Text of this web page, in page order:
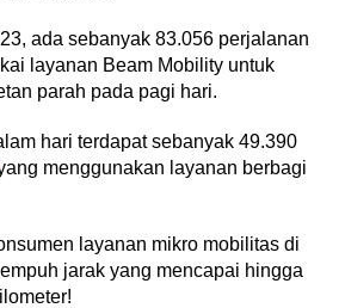
ada sebanyak 83.056 perjalanan
layanan Beam Mobility untuk
parah pada pagi hari.
hari terdapat sebanyak 49.390
menggunakan layanan berbagi
layanan mikro mobilitas di
jarak yang mencapai hingga